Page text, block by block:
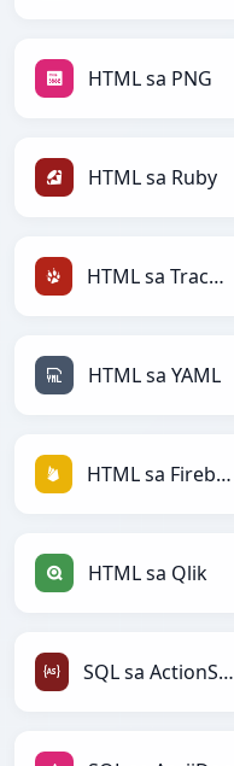
HTML sa PNG
HTML sa Ruby
HTML sa TracWiki
HTML sa YAML
HTML sa Firebase
HTML sa Qlik
SQL sa ActionScript